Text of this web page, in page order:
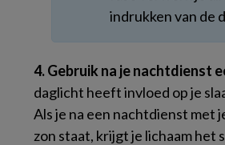
indrukken van de
4. Gebruik na je nachtdienst
daglicht heeft invloed op je
Als je na een nachtdienst met
zon staat, krijgt je lichaam het